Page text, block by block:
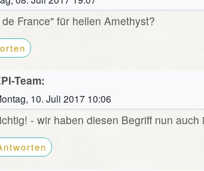
France" für hellen Amethyst?
Team:
10. Juli 2017 10:06
- wir haben diesen Begriff nun